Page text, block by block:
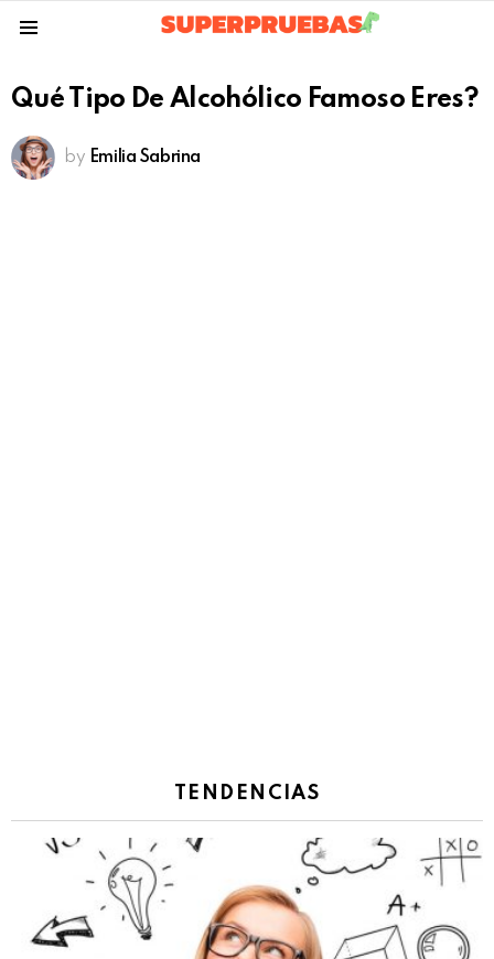
Qué Tipo De Alcohólico Famoso Eres?
by Emilia Sabrina
TENDENCIAS